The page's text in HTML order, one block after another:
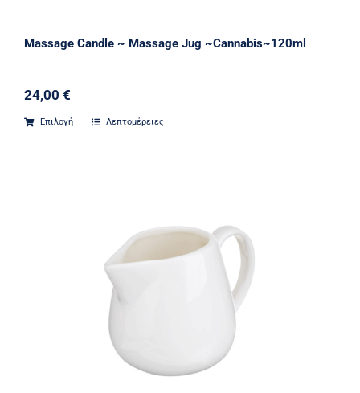
Massage Candle ~ Massage Jug ~Cannabis~120ml
24,00 €
Επιλογή Λεπτομέρειες